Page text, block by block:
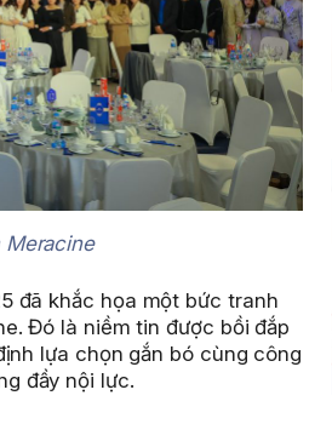
đã khắc họa một bức tranh
Đó là niềm tin được bồi đắp
lựa chọn gắn bó cùng công
đầy nội lực.